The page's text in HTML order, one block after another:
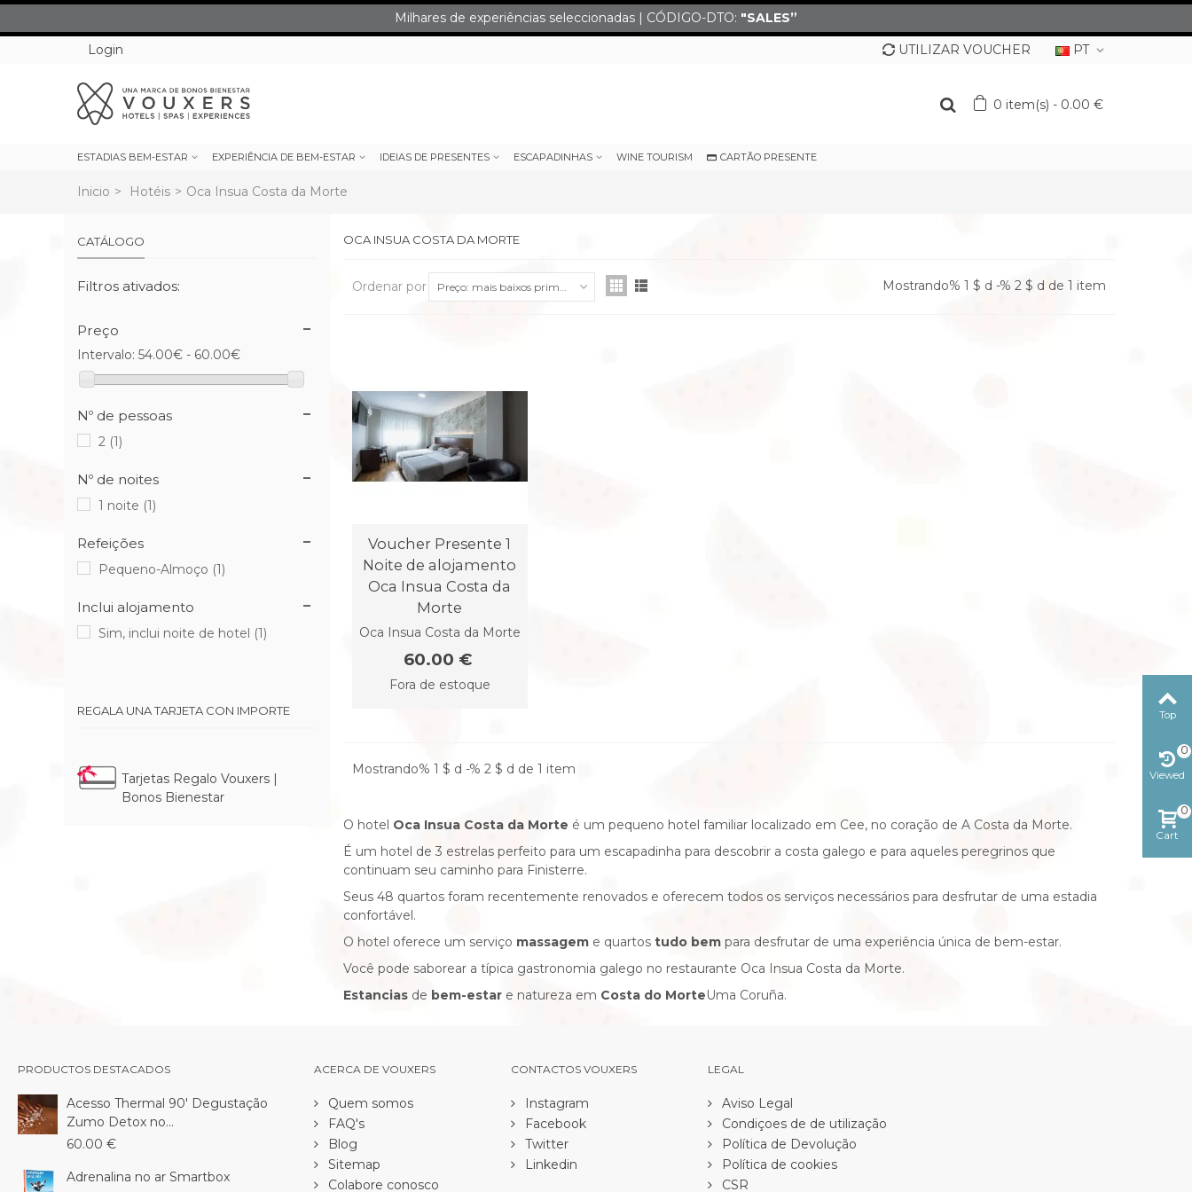
Milhares de experiências seleccionadas | CÓDIGO-DTO: "SALES”
Login
PT
UTILIZAR VOUCHER
0 item(s) - 0.00 €
ESTADIAS BEM-ESTAR EXPERIÊNCIA DE BEM-ESTAR IDEIAS DE PRESENTES ESCAPADINHAS WINE TOURISM CARTÃO PRESENTE
Inicio > Hotéis > Oca Insua Costa da Morte
CATÁLOGO
Filtros ativados:
Preço
Intervalo: 54.00€ - 60.00€
Nº de pessoas
2 (1)
Nº de noites
1 noite (1)
Refeições
Pequeno-Almoço (1)
Inclui alojamento
Sim, inclui noite de hotel (1)
REGALA UNA TARJETA CON IMPORTE
Tarjetas Regalo Vouxers |
Bonos Bienestar
OCA INSUA COSTA DA MORTE
Ordenar por Preço: mais baixos primeiro Mostrando% 1 $ d -% 2 $ d de 1 item
Voucher Presente 1
Noite de alojamento
Oca Insua Costa da
Morte
Oca Insua Costa da Morte
60.00 €
Fora de estoque
Mostrando% 1 $ d -% 2 $ d de 1 item
O hotel Oca Insua Costa da Morte é um pequeno hotel familiar localizado em Cee, no coração de A Costa da Morte.
É um hotel de 3 estrelas perfeito para um escapadinha para descobrir a costa galego e para aqueles peregrinos que
continuam seu caminho para Finisterre.
Seus 48 quartos foram recentemente renovados e oferecem todos os serviços necessários para desfrutar de uma estadia
confortável.
O hotel oferece um serviço massagem e quartos tudo bem para desfrutar de uma experiência única de bem-estar.
Você pode saborear a típica gastronomia galego no restaurante Oca Insua Costa da Morte.
Estancias de bem-estar e natureza em Costa do MorteUma Coruña.
PRODUCTOS DESTACADOS
Acesso Thermal 90' Degustação
Zumo Detox no...
60.00 €
Adrenalina no ar Smartbox
ACERCA DE VOUXERS
Quem somos
FAQ's
Blog
Sitemap
Colabore conosco
CONTACTOS VOUXERS
Instagram
Facebook
Twitter
Linkedin
LEGAL
Aviso Legal
Condiçoes de de utilização
Política de Devolução
Política de cookies
CSR
Top
Viewed
0
Cart
0